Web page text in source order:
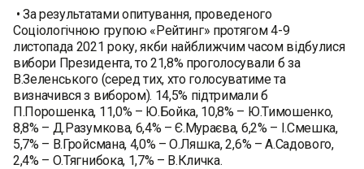
• За результатами опитування, проведеного
Соціологічною групою «Рейтинг» протягом 4-9
листопада 2021 року, якби найближчим часом відбулися
вибори Президента, то 21,8% проголосували б за
В.Зеленського (серед тих, хто голосуватиме та
визначився з вибором). 14,5% підтримали б
П.Порошенка, 11,0% – Ю.Бойка, 10,8% – Ю.Тимошенко,
8,8% – Д.Разумкова, 6,4% – Є.Мураєва, 6,2% – І.Смешка,
5,7% – В.Гройсмана, 4,0% – О.Ляшка, 2,6% – А.Садового,
2,4% – О.Тягнибока, 1,7% – В.Кличка.